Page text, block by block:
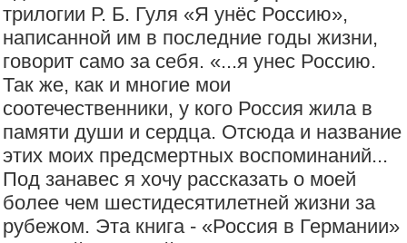
трилогии Р. Б. Гуля «Я унёс Россию»,
написанной им в последние годы жизни,
говорит само за себя. «...я унес Россию.
Так же, как и многие мои
соотечественники, у кого Россия жила в
памяти души и сердца. Отсюда и название
этих моих предсмертных воспоминаний...
Под занавес я хочу рассказать о моей
более чем шестидесятилетней жизни за
рубежом. Эта книга - «Россия в Германии»